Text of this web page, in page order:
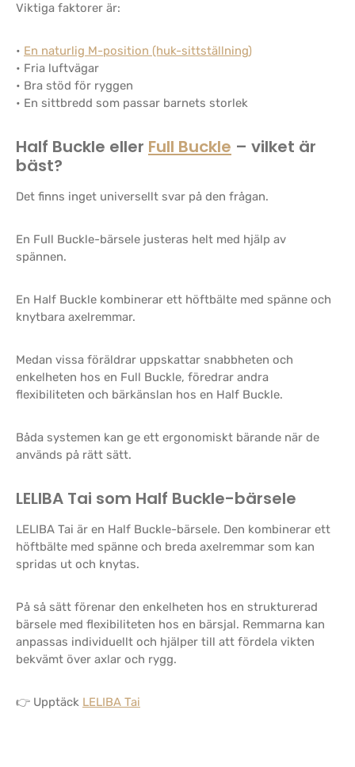
Viktiga faktorer är:
• En naturlig M-position (huk-sittställning)
• Fria luftvägar
• Bra stöd för ryggen
• En sittbredd som passar barnets storlek
Half Buckle eller Full Buckle – vilket är
bäst?
Det finns inget universellt svar på den frågan.
En Full Buckle-bärsele justeras helt med hjälp av
spännen.
En Half Buckle kombinerar ett höftbälte med spänne och
knytbara axelremmar.
Medan vissa föräldrar uppskattar snabbheten och
enkelheten hos en Full Buckle, föredrar andra
flexibiliteten och bärkänslan hos en Half Buckle.
Båda systemen kan ge ett ergonomiskt bärande när de
används på rätt sätt.
LELIBA Tai som Half Buckle-bärsele
LELIBA Tai är en Half Buckle-bärsele. Den kombinerar ett
höftbälte med spänne och breda axelremmar som kan
spridas ut och knytas.
På så sätt förenar den enkelheten hos en strukturerad
bärsele med flexibiliteten hos en bärsjal. Remmarna kan
anpassas individuellt och hjälper till att fördela vikten
bekvämt över axlar och rygg.
👉 Upptäck LELIBA Tai